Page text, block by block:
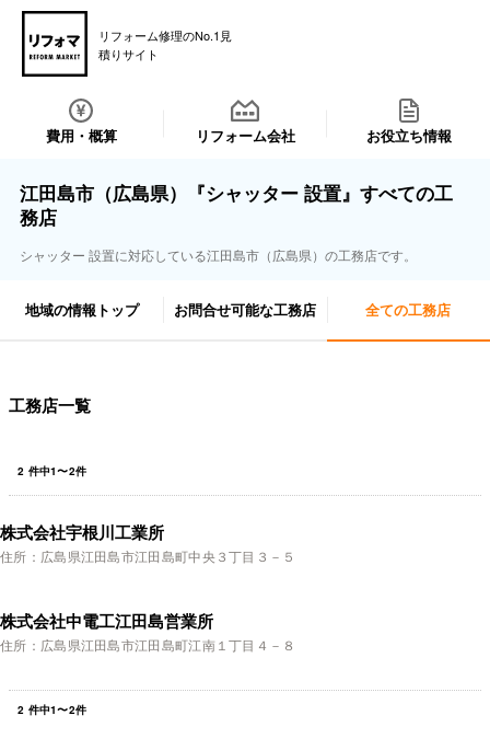
リフォーム修理のNo.1見
積りサイト
費用・概算 リフォーム会社 お役立ち情報
江田島市（広島県）『シャッター 設置』すべての工
務店
シャッター 設置に対応している江田島市（広島県）の工務店です。
地域の情報トップ お問合せ可能な工務店 全ての工務店
工務店一覧
2 件中1〜2件
株式会社宇根川工業所
住所：広島県江田島市江田島町中央３丁目３－５
株式会社中電工江田島営業所
住所：広島県江田島市江田島町江南１丁目４－８
2 件中1〜2件